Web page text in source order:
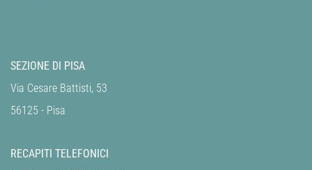
SEZIONE DI PISA
Via Cesare Battisti, 53
56125 - Pisa
RECAPITI TELEFONICI